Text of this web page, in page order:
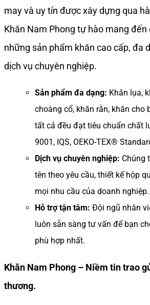
may và uy tín được xây dựng qua
Khăn Nam Phong tự hào mang đến
những sản phẩm khăn cao cấp, đa
dịch vụ chuyên nghiệp.
Sản phẩm đa dạng: Khăn lụa,
choàng cổ, khăn rằn, khăn cho
tất cả đều đạt tiêu chuẩn chất
9001, IQS, OEKO-TEX®
Dịch vụ chuyên nghiệp: Chúng
tên theo yêu cầu, thiết kế hộp
mọi nhu cầu của doanh nghiệp.
Hỗ trợ tận tâm: Đội ngũ nhân
luôn sẵn sàng tư vấn để bạn
phù hợp nhất.
Khăn Nam Phong – Niềm tin trao
thương.